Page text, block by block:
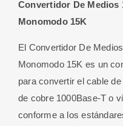
Convertidor De Medios
Monomodo 15K
El Convertidor De
Monomodo 15K es un
para convertir el cable
de cobre 1000Base-T o
conforme a los